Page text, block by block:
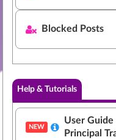
Blocked Posts
Help & Tutorials
NEW
User Guide
Principal